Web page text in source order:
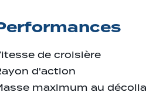
de croisière
d'action
maximum au